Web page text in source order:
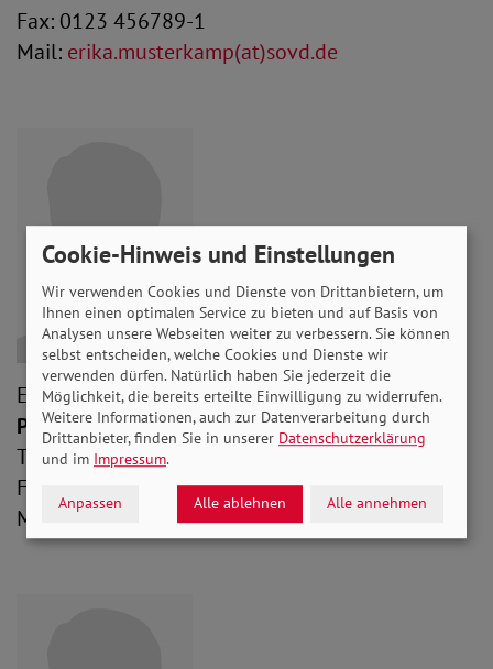
Fax: 0123 456789-1
Mail: erika.musterkamp(at)sovd.de
Erika Musterkamp
Position
Tel: 0123 456789-0
Fax: 0123 456789-1
Mail:erika.musterkamp(at)sovd.de
Cookie-Hinweis und Einstellungen
Wir verwenden Cookies und Dienste von Drittanbietern, um
Ihnen einen optimalen Service zu bieten und auf Basis von
Analysen unsere Webseiten weiter zu verbessern. Sie können
selbst entscheiden, welche Cookies und Dienste wir
verwenden dürfen. Natürlich haben Sie jederzeit die
Möglichkeit, die bereits erteilte Einwilligung zu widerrufen.
Weitere Informationen, auch zur Datenverarbeitung durch
Drittanbieter, finden Sie in unserer Datenschutzerklärung
und im Impressum.
Anpassen Alle ablehnen Alle annehmen